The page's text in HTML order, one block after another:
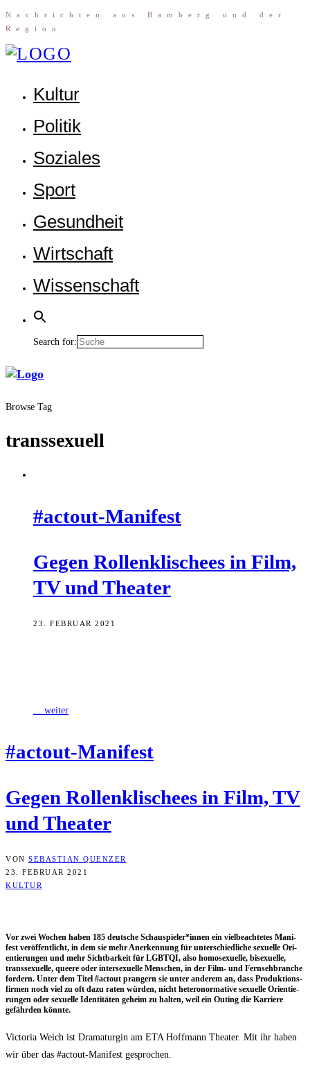
Nach­rich­ten aus Bam­berg und der
Region
Kul­tur
Poli­tik
Sozia­les
Sport
Gesund­heit
Wirt­schaft
Wis­sen­schaft
Search for:
Browse Tag
transsexuell
#actout-Mani­fest
Gegen Rol­len­kli­schees in Film,
TV und Theater
23. FEBRUAR 2021
... weiter
#actout-Mani­fest
Gegen Rol­len­kli­schees in Film, TV
und Theater
VON SEBASTIAN QUENZER
23. FEBRUAR 2021
KULTUR
Vor zwei Wochen haben 185 deut­sche Schauspieler*innen ein viel­be­ach­te­tes Mani­
fest ver­öf­fent­licht, in dem sie mehr Aner­ken­nung für unter­schied­li­che sexu­el­le Ori­
en­tie­run­gen und mehr Sicht­bar­keit für LGBTQI, also homo­se­xu­el­le, bise­xu­el­le,
trans­se­xu­el­le, que­e­re oder inter­se­xu­el­le Men­schen, in der Film- und Fern­seh­bran­che
for­dern. Unter dem Titel #actout pran­gern sie unter ande­rem an, dass Pro­duk­ti­ons­
fir­men noch viel zu oft dazu raten wür­den, nicht hete­ro­nor­ma­ti­ve sexu­el­le Ori­en­tie­
run­gen oder sexu­el­le Iden­ti­tä­ten geheim zu hal­ten, weil ein Outing die Kar­rie­re
gefähr­den könnte.
Vic­to­ria Weich ist Dra­ma­tur­gin am ETA Hoff­mann Thea­ter. Mit ihr haben
wir über das #actout-Mani­fest gesprochen.